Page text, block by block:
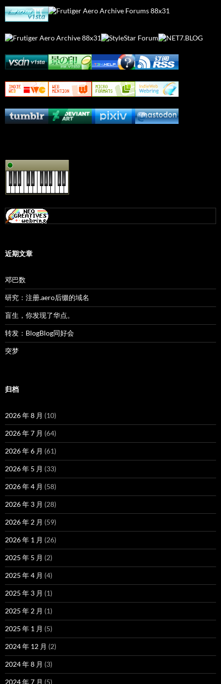
近期文章
邓巴数
研究：注册.aero后缀的域名
盲生，你发现了华点。
转发：BlogBlog同好会
突梦
归档
2026 年 8 月 (10)
2026 年 7 月 (64)
2026 年 6 月 (61)
2026 年 5 月 (33)
2026 年 4 月 (58)
2026 年 3 月 (28)
2026 年 2 月 (59)
2026 年 1 月 (26)
2025 年 5 月 (2)
2025 年 4 月 (4)
2025 年 3 月 (1)
2025 年 2 月 (1)
2025 年 1 月 (5)
2024 年 12 月 (2)
2024 年 8 月 (3)
2024 年 7 月 (5)